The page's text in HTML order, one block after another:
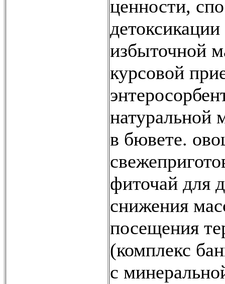
ценности,
избыточной
курсовой
натуральной
в бювете.
фиточай для
снижения
посещения
(комплекс
с